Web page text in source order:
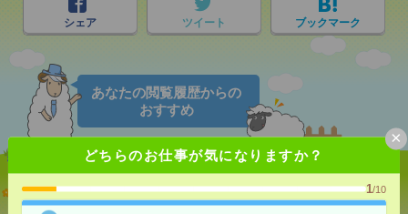
どちらのお仕事が気になりますか？
1/10
×
シェア ツイート ブックマーク
あなたの閲覧履歴からの
おすすめ
志望動機も履歴書も不要！日収1.1万円～＊未経験OK
の介護[派遣]